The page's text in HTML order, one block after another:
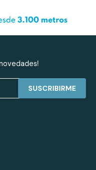
SUSCRIBIRME